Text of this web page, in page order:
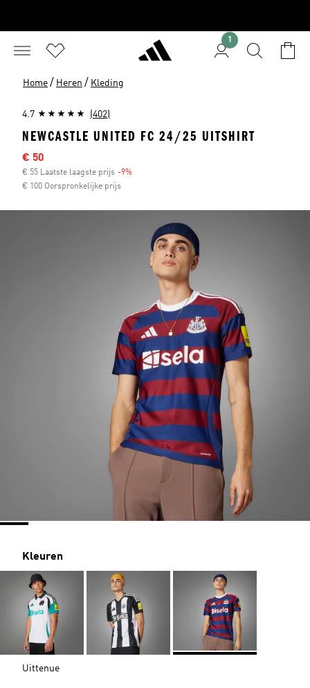
1
Home / Heren / Kleding
4.7 (402)
NEWCASTLE UNITED FC 24/25 UITSHIRT
Afgeprijsde prijs
€ 50
€ 55 Laatste laagste prijs -9%
€ 100 Oorspronkelijke prijs
Kleuren
Uittenue